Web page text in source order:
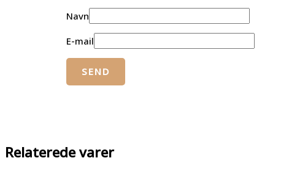
Navn
E-mail
Relaterede varer